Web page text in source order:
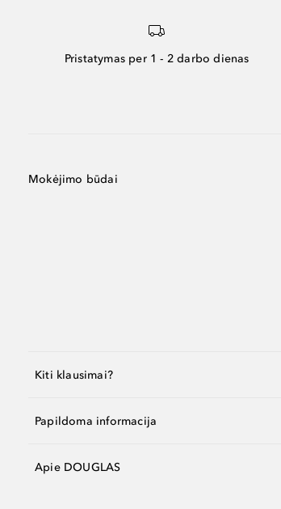
Pristatymas per 1 - 2 darbo dienas
Mokėjimo būdai
Kiti klausimai?
Papildoma informacija
Apie DOUGLAS